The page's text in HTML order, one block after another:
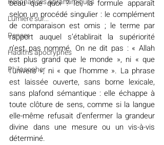
Lumière sur...
Penser
Hadiths apocryphes
Philosopher
beau que quoi ? Ici, la formule apparaît
selon un procédé singulier : le complément
de comparaison est omis ; le terme par
rapport auquel s’établirait la supériorité
n’est pas nommé. On ne dit pas : « Allah
est plus grand que le monde », ni « que
l’univers », ni « que l’homme ». La phrase
est laissée ouverte, sans borne lexicale,
sans plafond sémantique : elle échappe à
toute clôture de sens, comme si la langue
elle-même refusait d’enfermer la grandeur
divine dans une mesure ou un vis-à-vis
déterminé.